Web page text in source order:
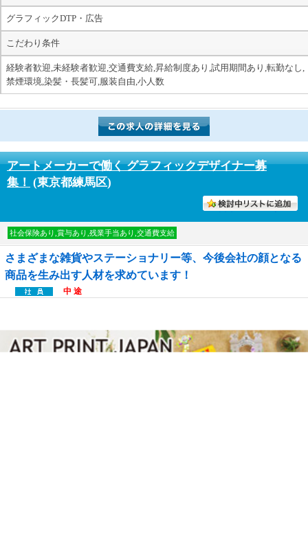
グラフィックDTP・広告
こだわり条件
経験者歓迎,未経験者歓迎,交通費支給,昇給制度あり,試用期間あり,転勤なし,
禁煙環境,染髪・長髪可,服装自由,小人数
アートメーカーで働く グラフィックデザイナー募
集！ (東京都練馬区)
社会保険あり,賞与あり,残業手当あり,交通費支給
さまざまな雑貨やステーショナリー等、今後会社の顔となる
商品を生み出す人材を求めています！
中 途